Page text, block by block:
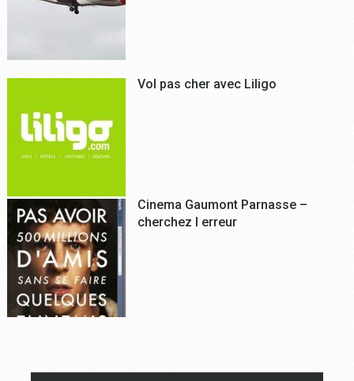
Vol pas cher avec Liligo
Cinema Gaumont Parnasse –
cherchez l erreur